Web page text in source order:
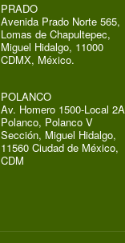
PRADO
Avenida Prado Norte 565,
Lomas de Chapultepec,
Miguel Hidalgo, 11000
CDMX, México.
POLANCO
Av. Homero 1500-Local
Polanco, Polanco V
Sección, Miguel Hidalgo,
11560 Ciudad de México,
CDM